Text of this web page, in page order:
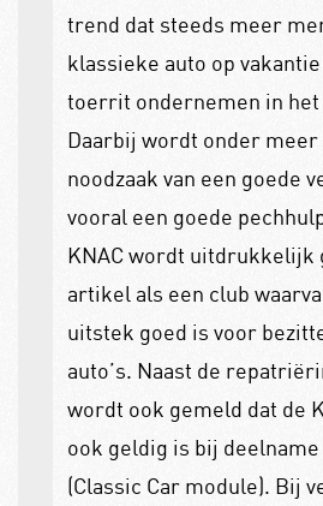
trend dat steeds meer
klassieke auto op
toerrit ondernemen in het
Daarbij wordt onder meer
noodzaak van een goede
vooral een goede
KNAC wordt uitdrukkelijk
artikel als een club
uitstek goed is voor
auto’s. Naast de
wordt ook gemeld dat de
ook geldig is bij
(Classic Car module). Bij